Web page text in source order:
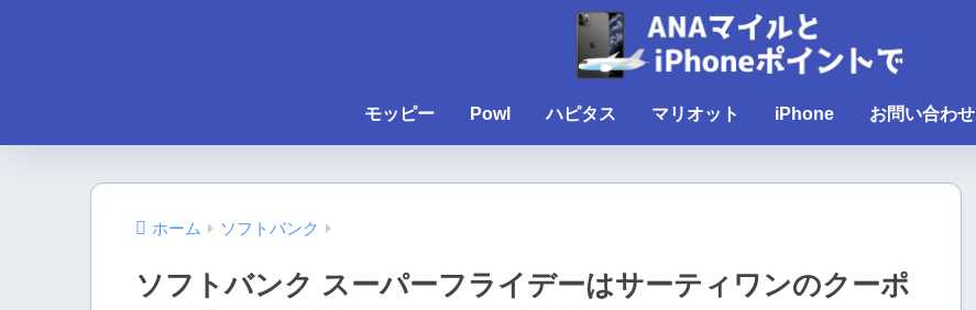
モッピー Powl ハピタス マリオット iPhone お問い合わせ
ホーム ソフトバンク
ソフトバンク スーパーフライデーはサーティワンのクーポ